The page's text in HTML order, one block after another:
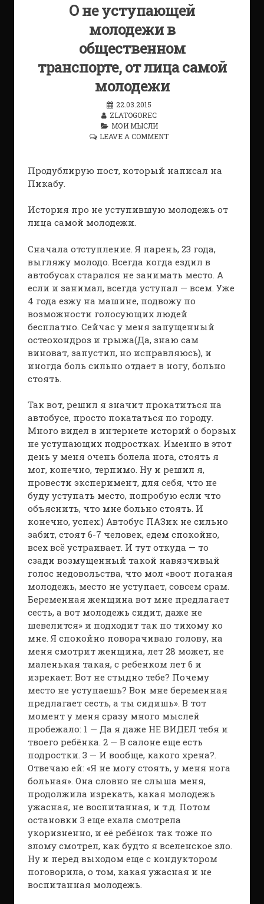
О не уступающей
молодежи в
общественном
транспорте, от лица самой
молодежи
22.03.2015
ZLATOGOREC
МОИ МЫСЛИ
LEAVE A COMMENT
Продублирую пост, который написал на
Пикабу.
История про не уступившую молодежь от
лица самой молодежи.
Сначала отступление. Я парень, 23 года,
выгляжу молодо. Всегда когда ездил в
автобусах старался не занимать место. А
если и занимал, всегда уступал — всем. Уже
4 года езжу на машине, подвожу по
возможности голосующих людей
бесплатно. Сейчас у меня запущенный
остеохондроз и грыжа(Да, знаю сам
виноват, запустил, но исправляюсь), и
иногда боль сильно отдает в ногу, больно
стоять.
Так вот, решил я значит прокатиться на
автобусе, просто покататься по городу.
Много видел в интернете историй о борзых
не уступающих подростках. Именно в этот
день у меня очень болела нога, стоять я
мог, конечно, терпимо. Ну и решил я,
провести эксперимент, для себя, что не
буду уступать место, попробую если что
объяснить, что мне больно стоять. И
конечно, успех:) Автобус ПАЗик не сильно
забит, стоят 6-7 человек, едем спокойно,
всех всё устраивает. И тут откуда — то
сзади возмущенный такой навязчивый
голос недовольства, что мол «воот поганая
молодежь, место не уступает, совсем срам.
Беременная женщина вот мне предлагает
сесть, а вот молодежь сидит, даже не
шевелится» и подходит так по тихому ко
мне. Я спокойно поворачиваю голову, на
меня смотрит женщина, лет 28 может, не
маленькая такая, с ребенком лет 6 и
изрекает: Вот не стыдно тебе? Почему
место не уступаешь? Вон мне беременная
предлагает сесть, а ты сидишь». В тот
момент у меня сразу много мыслей
пробежало: 1 — Да я даже НЕ ВИДЕЛ тебя и
твоего ребёнка. 2 — В салоне еще есть
подростки. 3 — И вообще, какого хрена?.
Отвечаю ей: «Я не могу стоять, у меня нога
больная». Она словно не слыша меня,
продолжила изрекать, какая молодежь
ужасная, не воспитанная, и т.д. Потом
остановки 3 еще ехала смотрела
укоризненно, и её ребёнок так тоже по
злому смотрел, как будто я вселенское зло.
Ну и перед выходом еще с кондуктором
поговорила, о том, какая ужасная и не
воспитанная молодежь.